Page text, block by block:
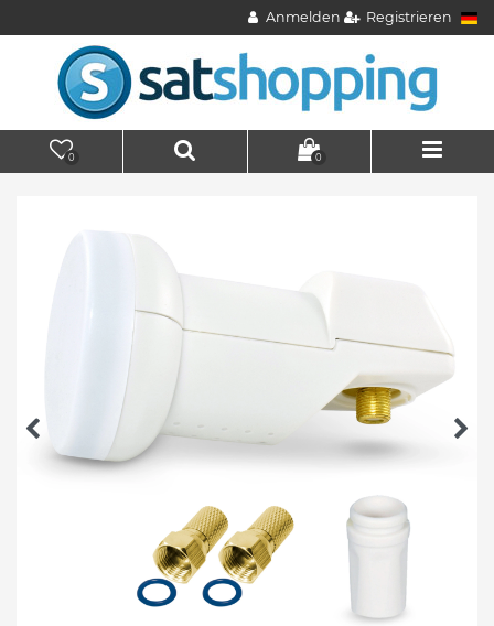
Anmelden Registrieren
0 0